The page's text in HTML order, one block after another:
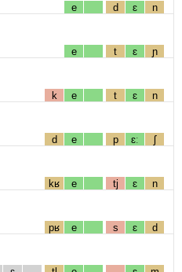
e d ɛ n
e t ɛ ɲ
k e t ɛ n
d e p ɛː ʃ
kʁ e tj ɛ n
pʁ e s ɛ d